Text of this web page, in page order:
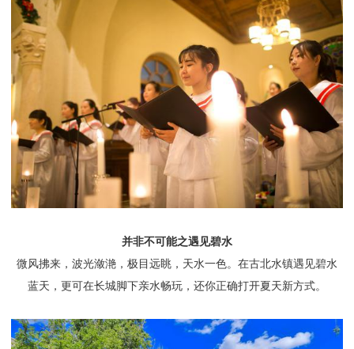
并非不可能之遇见碧水
微风拂来，波光潋滟，极目远眺，天水一色。在古北水镇遇见碧水
蓝天，更可在长城脚下亲水畅玩，还你正确打开夏天新方式。